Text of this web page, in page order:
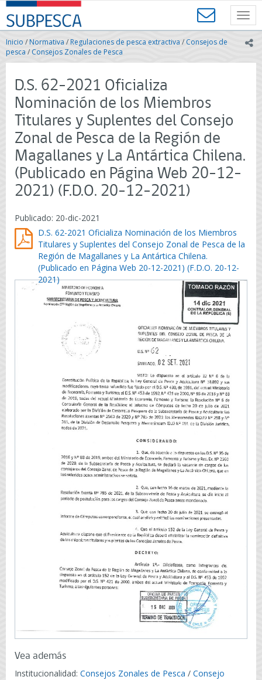
Contenido
principal
SUBPESCA
-
Subsecretaría
de
Pesca
Acuicultura
Gobierno
Chile
Inicio /Normativa / Regulaciones de pesca extractiva / Consejos de
pesca / Consejos Zonales de Pesca
D.S. 62-2021 Oficializa
Nominación de los Miembros
Titulares y Suplentes del Consejo
Zonal de Pesca de la Región de
Magallanes y La Antártica Chilena.
(Publicado en Página Web 20-12-
2021) (F.D.O. 20-12-2021)
Publicado: 20-dic-2021
D.S. 62-2021 Oficializa Nominación de los Miembros
Titulares y Suplentes del Consejo Zonal de Pesca de la
Región de Magallanes y La Antártica Chilena.
(Publicado en Página Web 20-12-2021) (F.D.O. 20-12-
2021)
Vea además
Institucionalidad: Consejos Zonales de Pesca / Consejo